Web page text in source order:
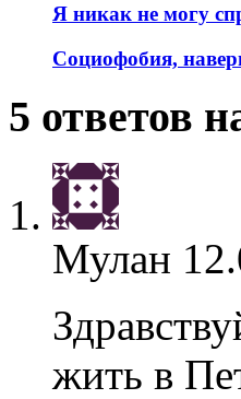
Я никак не могу
Социофобия,
5 ответов
Мулан
жить в